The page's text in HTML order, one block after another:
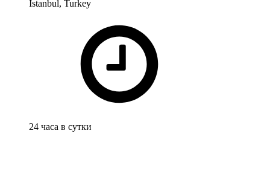
İstanbul, Turkey
24 часа в сутки